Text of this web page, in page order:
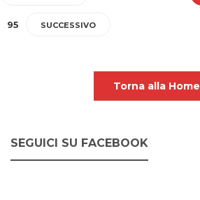
95 SUCCESSIVO
Torna alla Home
SEGUICI SU FACEBOOK